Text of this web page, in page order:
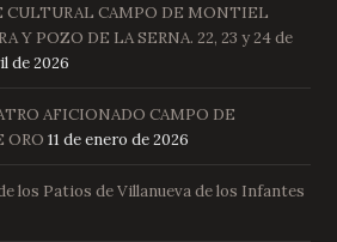
CULTURAL CAMPO DE MONTIEL
Y POZO DE LA SERNA. 22, 23 y 24 de
de 2026
AFICIONADO CAMPO DE
ORO 11 de enero de 2026
los Patios de Villanueva de los Infantes